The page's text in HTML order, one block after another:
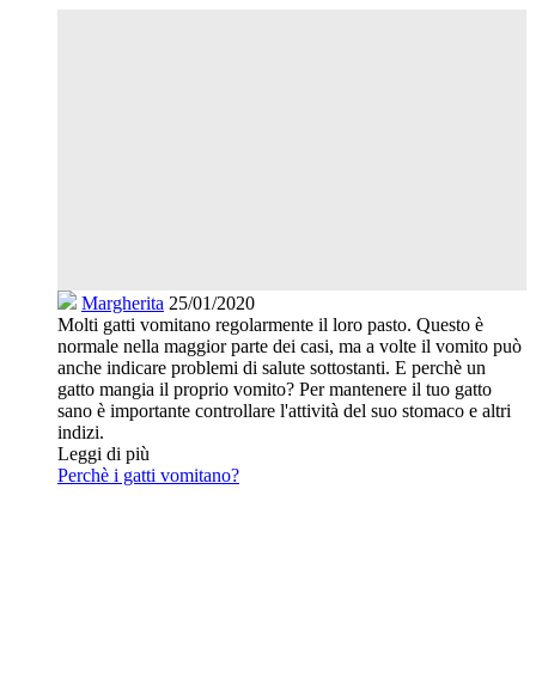
Margherita 25/01/2020
Molti gatti vomitano regolarmente il loro pasto. Questo è
normale nella maggior parte dei casi, ma a volte il vomito può
anche indicare problemi di salute sottostanti. E perchè un
gatto mangia il proprio vomito? Per mantenere il tuo gatto
sano è importante controllare l'attività del suo stomaco e altri
indizi.
Leggi di più
Perchè i gatti vomitano?